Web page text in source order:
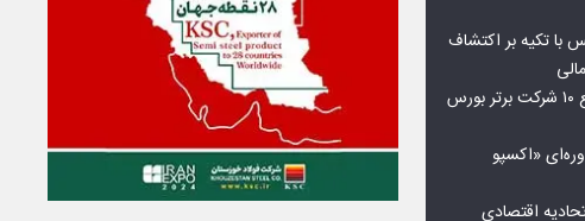
تکیه بر اکتشاف
فولاد غدیر نی‌ریز در جمع ۱۰ شرکت برتر بورس
«اکسپو
اقتصادی